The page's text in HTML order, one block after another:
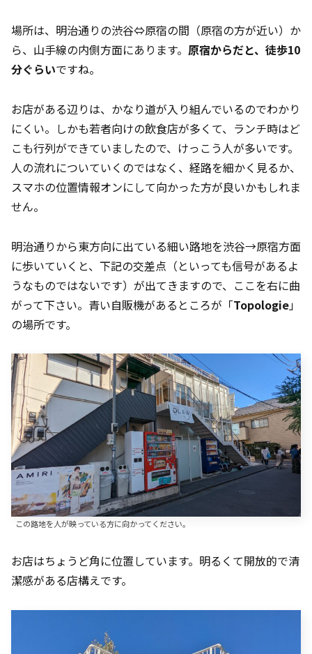
場所は、明治通りの渋谷⇔原宿の間（原宿の方が近い）か
ら、山手線の内側方面にあります。 原宿からだと、徒歩10
分ぐらいですね。
お店がある辺りは、かなり道が入り組んでいるのでわかり
にくい。しかも若者向けの飲食店が多くて、ランチ時はど
こも行列ができていましたので、けっこう人が多いです。
人の流れについていくのではなく、経路を細かく見るか、
スマホの位置情報オンにして向かった方が良いかもしれま
せん。
明治通りから東方向に出ている細い路地を渋谷→原宿方面
に歩いていくと、下記の交差点（といっても信号があるよ
うなものではないです）が出てきますので、ここを右に曲
がって下さい。青い自販機があるところが「Topologie」
の場所です。
この路地を人が映っている方に向かってください。
お店はちょうど角に位置しています。明るくて開放的で清
潔感がある店構えです。